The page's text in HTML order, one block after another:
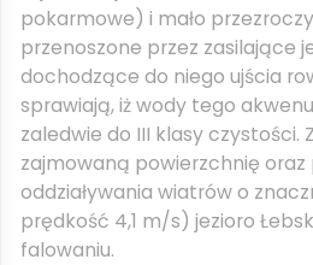
pokarmowe) i mało
przenoszone przez zasilające
dochodzące do niego ujścia
sprawiają, iż wody tego
zaledwie do III klasy czystości.
zajmowaną powierzchnię oraz
oddziaływania wiatrów o
prędkość 4,1 m/s) jezioro
falowaniu.